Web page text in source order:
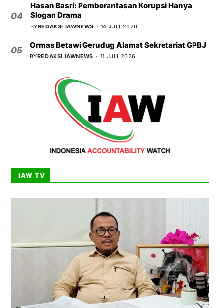
04
Hasan Basri: Pemberantasan Korupsi Hanya
Slogan Drama
BYREDAKSI IAWNEWS 14 JULI 2026
05
Ormas Betawi Gerudug Alamat Sekretariat GPBJ
BYREDAKSI IAWNEWS 11 JULI 2026
IAW TV